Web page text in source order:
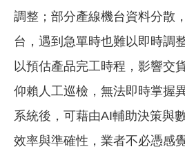
調整；部分產線機台資料分散
台，遇到急單時也難以即時調
以預估產品完工時程，影響交
仰賴人工巡檢，無法即時掌握
系統後，可藉由AI輔助決策與
效率與準確性，業者不必憑感